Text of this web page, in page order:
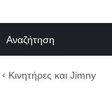
Αναζήτηση
‹ Κινητήρες και Jimny